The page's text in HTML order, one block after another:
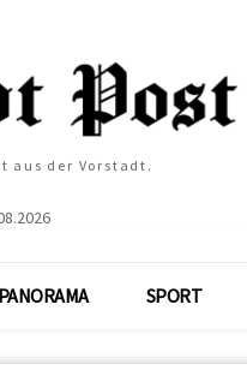
aus der Vorstadt.
PANORAMA SPORT